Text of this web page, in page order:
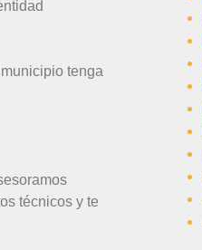
tenga
técnicos y te